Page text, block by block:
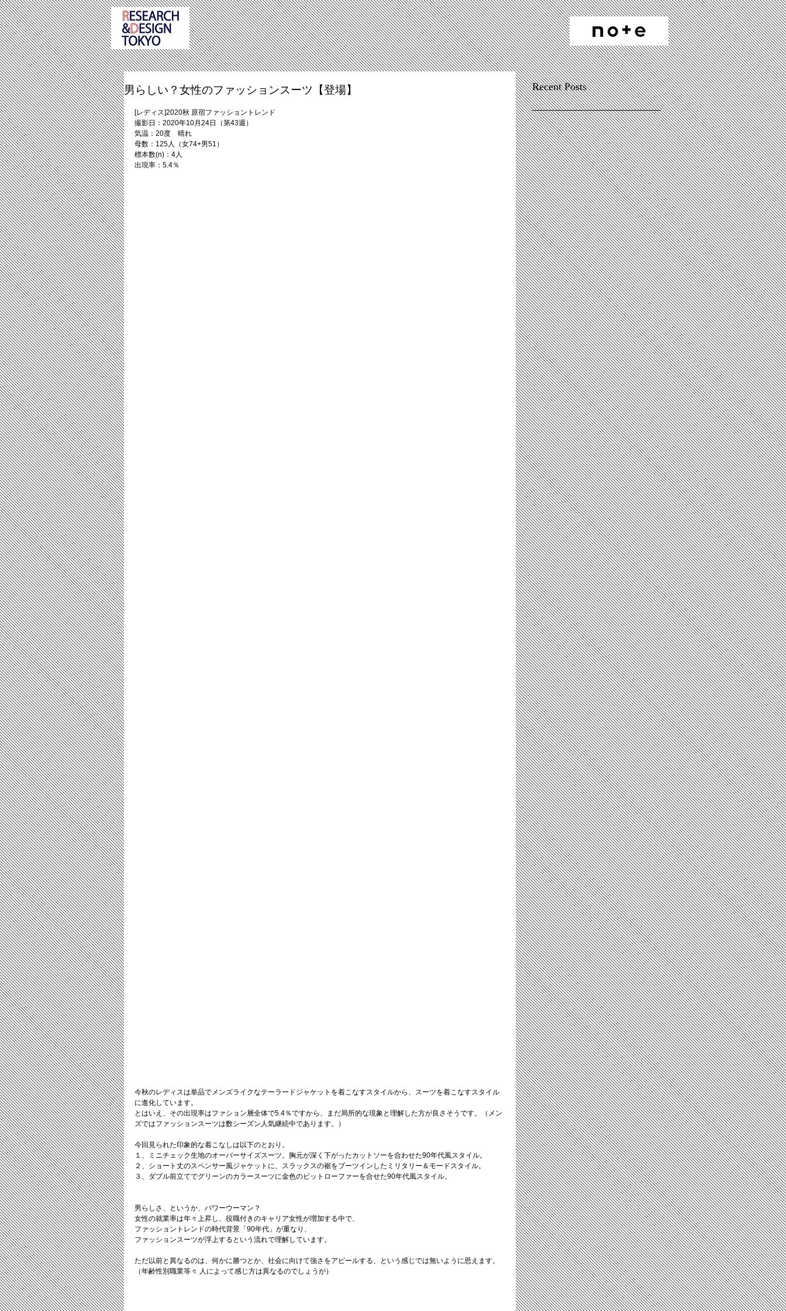
男らしい？女性のファッションスーツ【登場】
[レディス]2020秋 原宿ファッショントレンド
撮影日：2020年10月24日（第43週）
気温：20度　晴れ
母数：125人（女74+男51）
標本数(n)：4人
出現率：5.4％
今秋のレディスは単品でメンズライクなテーラードジャケットを着こなすスタイルから、スーツを着こなすスタイル
に進化しています。
とはいえ、その出現率はファション層全体で5.4％ですから、まだ局所的な現象と理解した方が良さそうです。（メン
ズではファッションスーツは数シーズン人気継続中であります。）
今回見られた印象的な着こなしは以下のとおり。
１、ミニチェック生地のオーバーサイズスーツ。胸元が深く下がったカットソーを合わせた90年代風スタイル。
２、ショート丈のスペンサー風ジャケットに、スラックスの裾をブーツインしたミリタリー＆モードスタイル。
３、ダブル前立てでグリーンのカラースーツに金色のビットローファーを合せた90年代風スタイル。
男らしさ、というか、パワーウーマン？
女性の就業率は年々上昇し、役職付きのキャリア女性が増加する中で、
ファッショントレンドの時代背景「90年代」が重なり、
ファッションスーツが浮上するという流れで理解しています。
ただ以前と異なるのは、何かに勝つとか、社会に向けて強さをアピールする、という感じでは無いように思えます。
（年齢性別職業等々 人によって感じ方は異なるのでしょうが）
Recent Posts